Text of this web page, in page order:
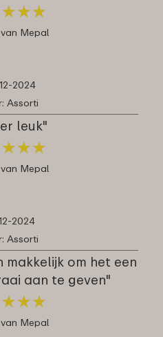
★★★
★★★
Mepal
2024
Assorti
leuk"
★★★
★★★
Mepal
2024
Assorti
om het een
aan te geven"
★★★
★★★
Mepal